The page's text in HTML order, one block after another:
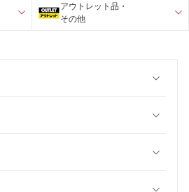
アウトレット品・
その他